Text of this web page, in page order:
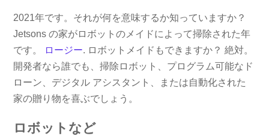
2021年です。それが何を意味するか知っていますか？
Jetsons の家がロボットのメイドによって掃除された年
です。
ロージー. ロボットメイドもできますか？ 絶対。
開発者なら誰でも、掃除ロボット、プログラム可能なド
ローン、デジタル アシスタント、または自動化された
家の贈り物を喜ぶでしょう。
ロボットなど